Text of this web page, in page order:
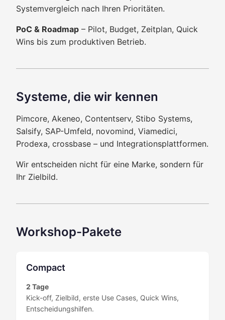
Systemvergleich nach Ihren Prioritäten.
PoC & Roadmap – Pilot, Budget, Zeitplan, Quick
Wins bis zum produktiven Betrieb.
Systeme, die wir kennen
Pimcore, Akeneo, Contentserv, Stibo Systems,
Salsify, SAP-Umfeld, novomind, Viamedici,
Prodexa, crossbase – und Integrationsplattformen.
Wir entscheiden nicht für eine Marke, sondern für
Ihr Zielbild.
Workshop-Pakete
Compact
2 Tage
Kick-off, Zielbild, erste Use Cases, Quick Wins,
Entscheidungshilfen.